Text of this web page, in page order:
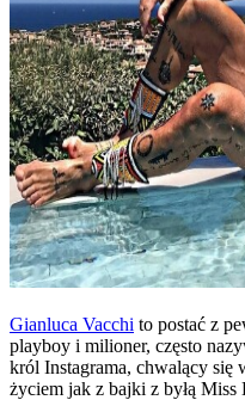
Gianluca Vacchi to postać z
playboy i milioner, często
król Instagrama, chwalący się
życiem jak z bajki z byłą